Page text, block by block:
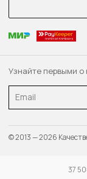
37
Узнайте первыми о
© 2013 — 2026